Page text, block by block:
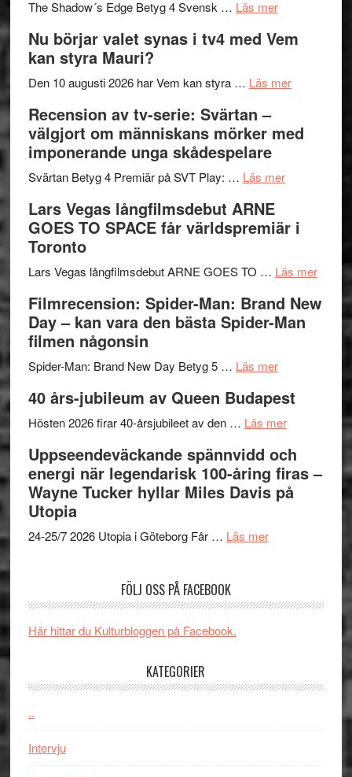
Artipelag
samtal
teater
The Shadow´s Edge Betyg 4 Svensk … Läs merom
The
´s
rolig
spännande
Jackie
i
Nu börjar valet synas i tv4 med Vem
kan styra Mauri?
Den 10 augusti 2026 har Vem kan styra … Läs merom
valet
Vem
styra
Recension av tv-serie: Svärtan –
välgjort om människans mörker med
imponerande unga skådespelare
Svärtan Betyg 4 Premiär på SVT Play: … Läs merom
tv-
Svärtan
välgjort
om
imponerande
unga
Lars Vegas långfilmsdebut ARNE
GOES TO SPACE får världspremiär i
Toronto
Lars Vegas långfilmsdebut ARNE GOES TO … Läs merom
Vegas
Filmrecension: Spider-Man: Brand New
Day – kan vara den bästa Spider-Man
filmen någonsin
Spider-Man: Brand New Day Betyg 5 … Läs merom
Spider-
Man:
New
Day
–
Man
40 års-jubileum av Queen Budapest
Hösten 2026 firar 40-årsjubileet av den … Läs merom
års-
jubileum
av
Uppseendeväckande spännvidd och
energi när legendarisk 100-åring firas –
Wayne Tucker hyllar Miles Davis på
Utopia
24-25/7 2026 Utopia i Göteborg Får … Läs merom
energi
åring
FÖLJ OSS PÅ FACEBOOK
Här hittar du Kulturbloggen på Facebook.
KATEGORIER
..
Intervju